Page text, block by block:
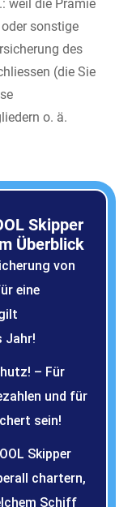
weil die Prämie
sonstige
des
(die Sie
o. ä.
Skipper
Überblick
von
eine
Jahr!
– Für
und für
sein!
Skipper
chartern,
Schiff